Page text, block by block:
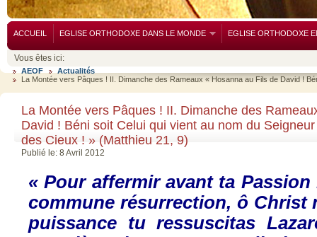
ACCUEIL EGLISE ORTHODOXE DANS LE MONDE EGLISE ORTHODOXE
Vous êtes ici:
AEOF
Actualités
La Montée vers Pâques ! II. Dimanche des Rameaux « Hosanna au Fils de David !
La Montée vers Pâques ! II. Dimanche des
David ! Béni soit Celui qui vient au nom du
des Cieux ! » (Matthieu 21, 9)
Publié le: 8 Avril 2012
« Pour affermiravant ta
commune résurrection, ô Christ
puissance tu ressuscitas